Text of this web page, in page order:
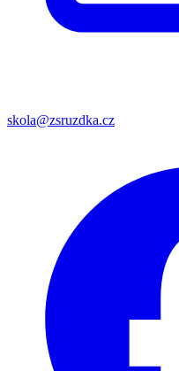
skola@zsruzdka.cz